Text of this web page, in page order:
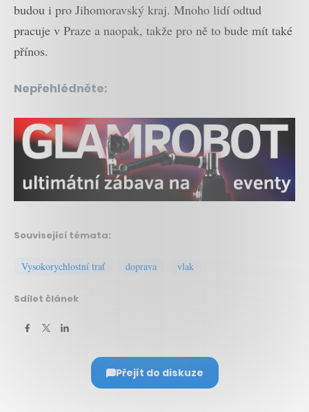
budou i pro Jihomoravský kraj. Mnoho lidí odtud
pracuje v Praze a naopak, takže pro ně to bude mít také
přínos.
Nepřehlédněte:
Související témata:
Vysokorychlostní trať doprava vlak
Sdílet článek
Přejít do diskuze